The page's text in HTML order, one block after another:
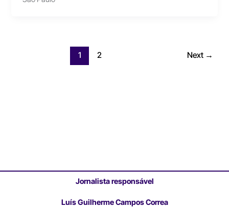
1 2 Next →
Jornalista responsável
Luís Guilherme Campos Correa